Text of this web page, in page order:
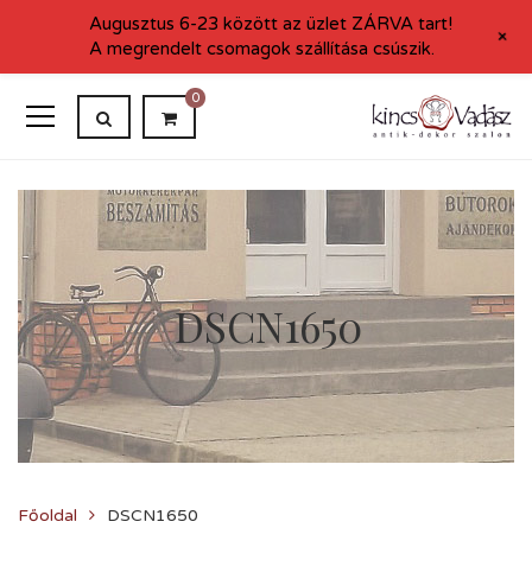
0
DSCN1650
Főoldal DSCN1650
Augusztus 6-23 között az üzlet ZÁRVA tart!
A megrendelt csomagok szállítása csúszik.
+